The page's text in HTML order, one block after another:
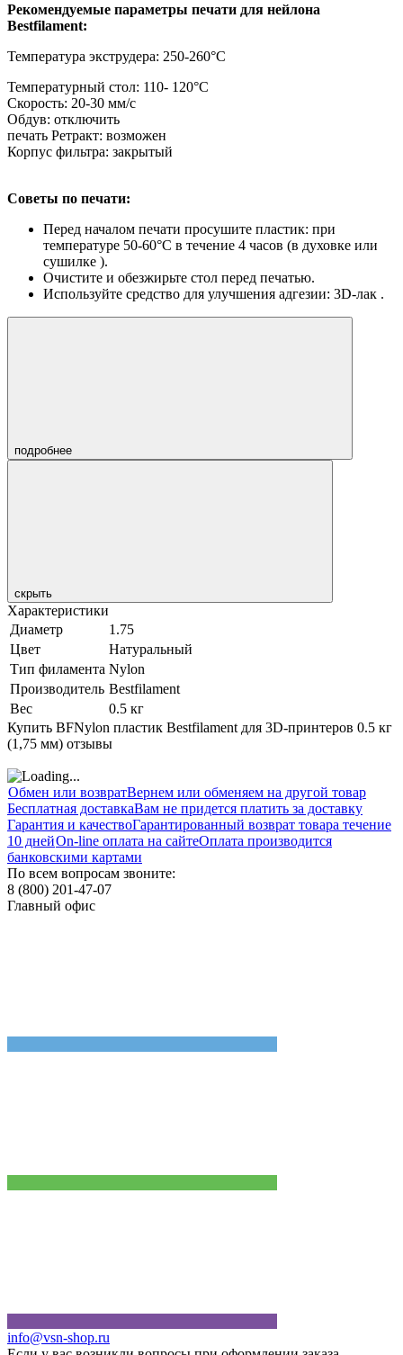
Рекомендуемые параметры печати для нейлона
Bestfilament:
Температура экструдера: 250-260°С
Температурный стол: 110- 120°С
Скорость: 20-30 мм/с
Обдув: отключить
печать Ретракт: возможен
Корпус фильтра: закрытый
Советы по печати:
Перед началом печати просушите пластик: при
температуре 50-60°С в течение 4 часов (в духовке или
сушилке ).
Очистите и обезжирьте стол перед печатью.
Используйте средство для улучшения адгезии: 3D-лак .
подробнее
скрыть
Характеристики
Диаметр
1.75
Цвет
Натуральный
Тип филамента Nylon
Производитель Bestfilament
Вес
0.5 кг
Купить BFNylon пластик Bestfilament для 3D-принтеров 0.5 кг
(1,75 мм) отзывы
Обмен или возвратВернем или обменяем на другой товар
Бесплатная доставкаВам не придется платить за доставку
Гарантия и качествоГарантированный возврат товара течение
10 днейOn-line оплата на сайтеОплата производится
банковскими картами
По всем вопросам звоните:
8 (800) 201-47-07
Главный офис
info@vsn-shop.ru